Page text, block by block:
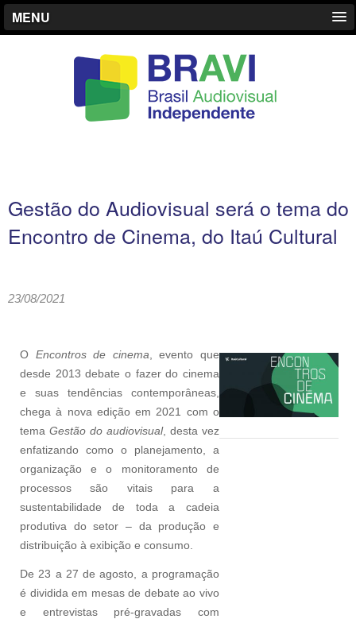
MENU
Gestão do Audiovisual será o tema do
Encontro de Cinema, do Itaú Cultural
23/08/2021
O Encontros de cinema , evento que
desde 2013 debate o fazer do cinema
e suas tendências contemporâneas,
chega à nova edição em 2021 com o
tema Gestão do audiovisual, desta vez
enfatizando como o planejamento, a
organização e o monitoramento de
processos são vitais para a
sustentabilidade de toda a cadeia
produtiva do setor – da produção e
distribuição à exibição e consumo.
De 23 a 27 de agosto, a programação
é dividida em mesas de debate ao vivo
e entrevistas pré-gravadas com